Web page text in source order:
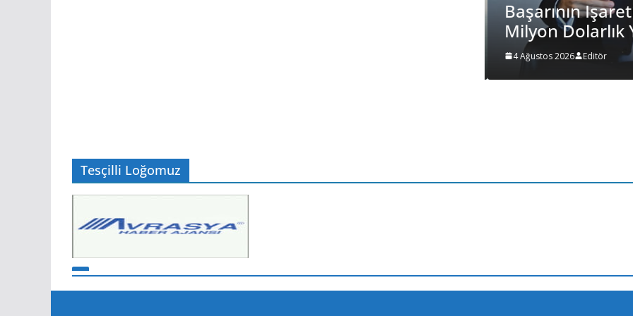
Başarının
Milyon Dolarlık
4 Ağustos 2026 Editör
Tesçilli Loğomuz